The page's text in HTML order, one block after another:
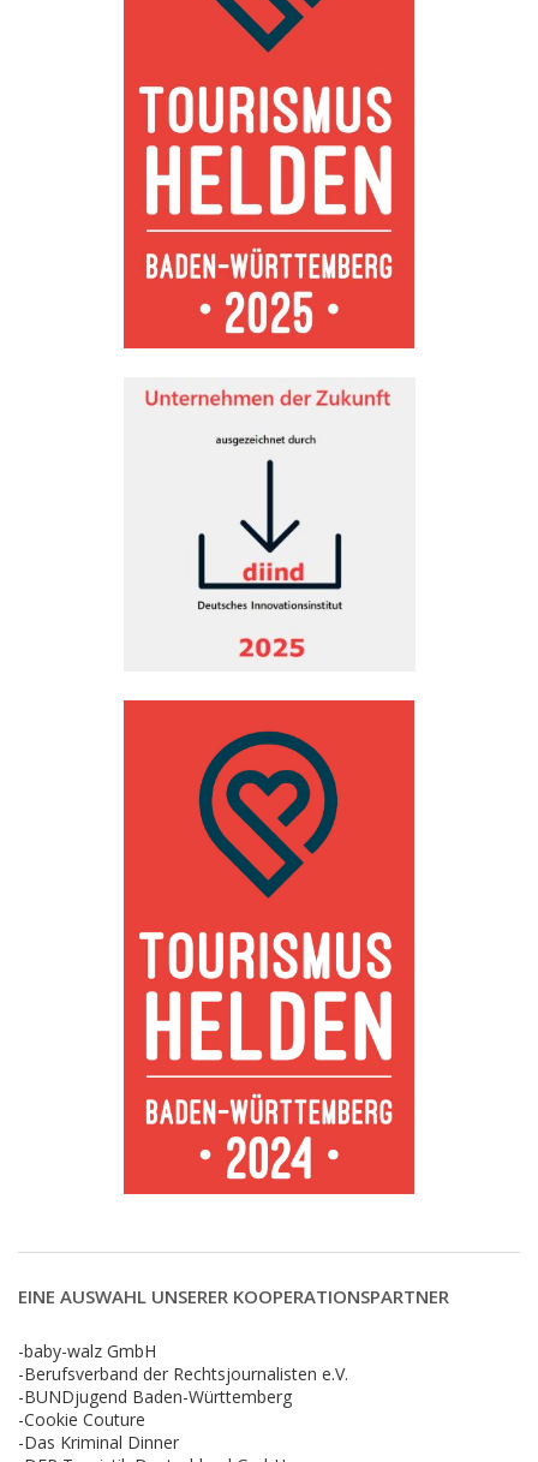
EINE AUSWAHL UNSERER KOOPERATIONSPARTNER
-baby-walz GmbH
-Berufsverband der Rechtsjournalisten e.V.
-BUNDjugend Baden-Württemberg
-Cookie Couture
-Das Kriminal Dinner